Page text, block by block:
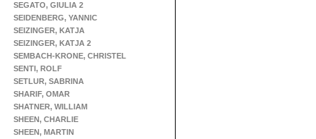
SEGATO, GIULIA 2
SEIDENBERG, YANNIC
SEIZINGER, KATJA
SEIZINGER, KATJA 2
SEMBACH-KRONE, CHRISTEL
SENTI, ROLF
SETLUR, SABRINA
SHARIF, OMAR
SHATNER, WILLIAM
SHEEN, CHARLIE
SHEEN, MARTIN